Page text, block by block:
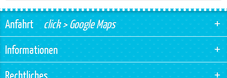
Anfahrtclick > Google Maps
Informationen
Rechtliches